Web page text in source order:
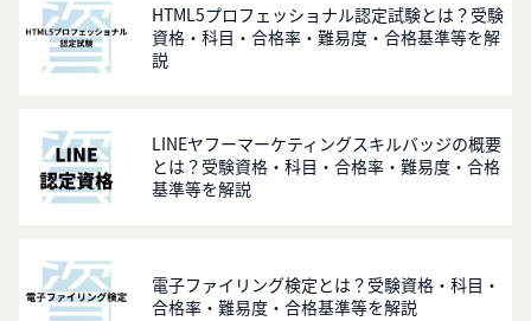
HTML5プロフェッショナル認定試験とは？受験
資格・科目・合格率・難易度・合格基準等を解
説
LINEヤフーマーケティングスキルバッジの概要
とは？受験資格・科目・合格率・難易度・合格
基準等を解説
電子ファイリング検定とは？受験資格・科目・
合格率・難易度・合格基準等を解説